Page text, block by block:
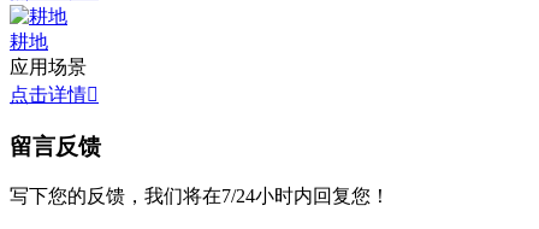
耕地
应用场景
点击详情
留言反馈
写下您的反馈，我们将在7/24小时内回复您！